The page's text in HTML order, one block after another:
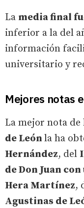
La media final
inferior a la del
información
universitario y
Mejores notas
La mejor nota de
de León la ha
Hernández, del
de Don Juan con
Hera Martínez,
Agustinas de